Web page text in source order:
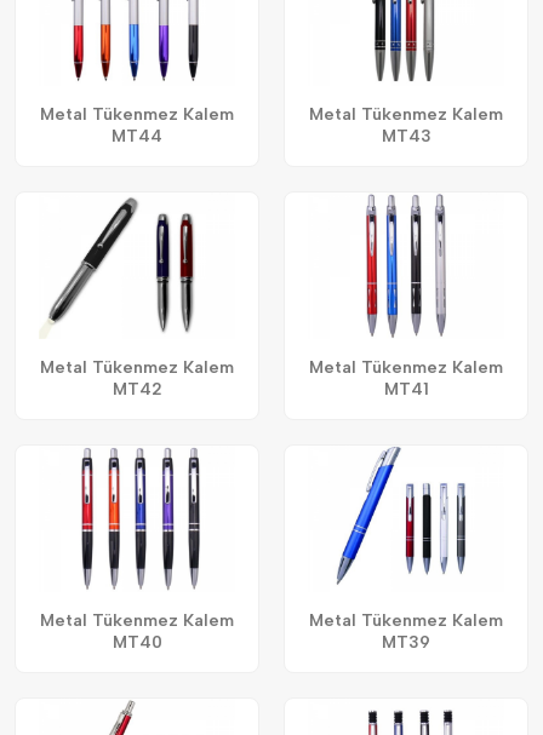
Metal Tükenmez Kalem
MT44
Metal Tükenmez Kalem
MT43
Metal Tükenmez Kalem
MT42
Metal Tükenmez Kalem
MT41
Metal Tükenmez Kalem
MT40
Metal Tükenmez Kalem
MT39